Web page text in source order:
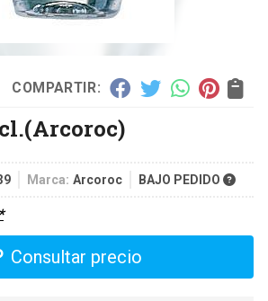
COMPARTIR:
(Arcoroc)
Marca: Arcoroc BAJO PEDIDO
Consultar precio